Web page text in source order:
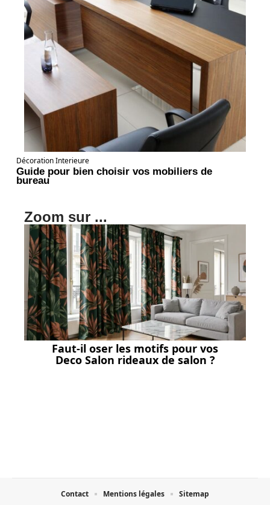
Décoration Interieure
Guide pour bien choisir vos mobiliers de
bureau
Zoom sur ...
Faut-il oser les motifs pour vos
Deco Salon rideaux de salon ?
Contact Mentions légales Sitemap